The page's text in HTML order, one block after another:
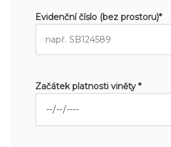
Evidenční číslo (bez prostoru)*
Začátek platnosti viněty *